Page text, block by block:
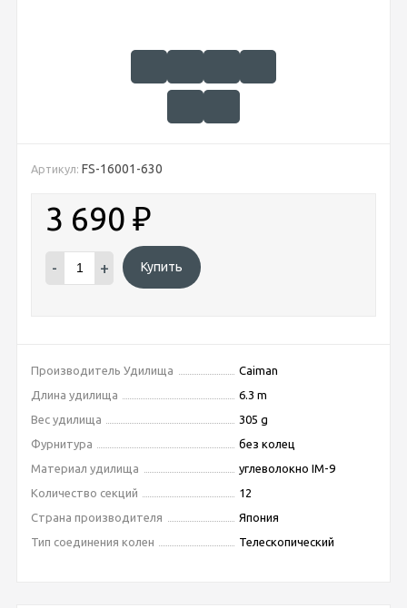
Артикул: FS-16001-630
3 690 ₽
- + Купить
Производитель Удилища
Caiman
Длина удилища
6.3 m
Вес удилища
305 g
Фурнитура
без колец
Материал удилища
углеволокно IM-9
Количество секций
12
Страна производителя
Япония
Тип соединения колен
Телескопический